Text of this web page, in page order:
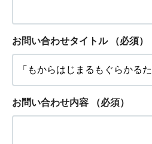
お問い合わせタイトル （必須）
お問い合わせ内容 （必須）